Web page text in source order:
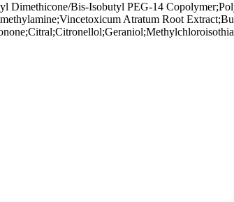
Bis-Isobutyl PEG-14
Atratum Root